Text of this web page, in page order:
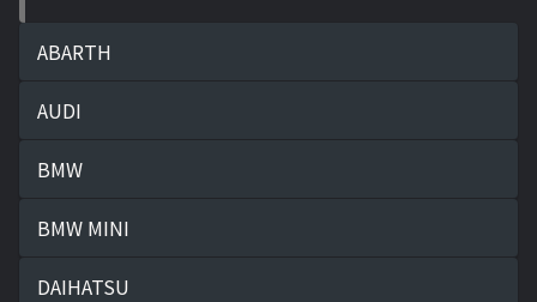
ABARTH
AUDI
BMW
BMW MINI
DAIHATSU